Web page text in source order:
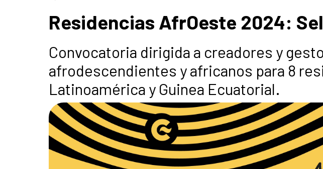
Residencias AfrOeste 2024:
Convocatoria dirigida a creadores y
afrodescendientes y africanos para 8
Latinoamérica y Guinea Ecuatorial.